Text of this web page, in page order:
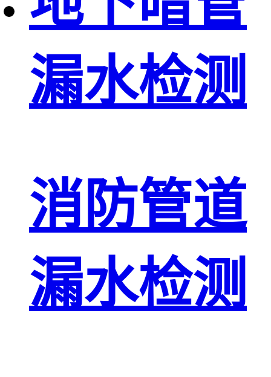
漏水检测
消防管道
漏水检测